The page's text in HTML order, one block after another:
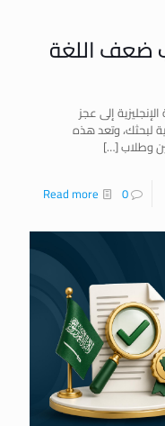
ضعف اللغة
إلى عجز
لبحثك، وتعد هذه
وطلاب[…]
0
Read more